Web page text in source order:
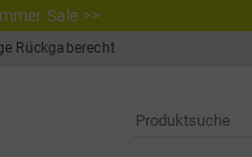
Sale >>
Rückgaberecht